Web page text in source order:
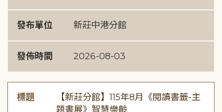
發布單位 新莊中港分館
發佈時間 2026-08-03
標題
【新莊分館】115年8月《閱讀書籤-主
題書展》智慧樂齡